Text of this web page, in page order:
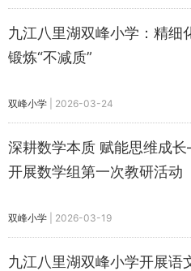
九江八里湖双峰小学：精细
锻炼“不减质”
双峰小学 2026-03-24
深耕数学本质 赋能思维成
开展数学组第一次教研活动
双峰小学 2026-03-19
九江八里湖双峰小学开展语